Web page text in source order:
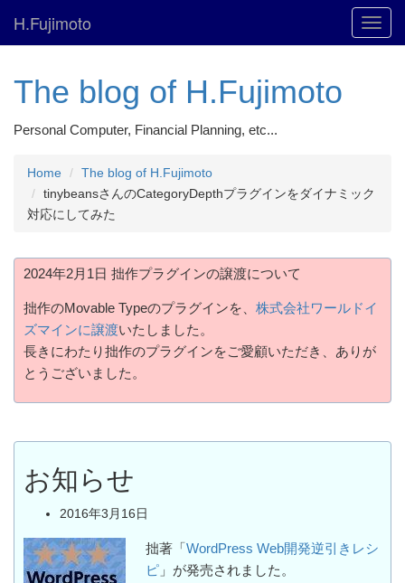
H.Fujimoto
The blog of H.Fujimoto
Personal Computer, Financial Planning, etc...
Home
The blog of H.Fujimoto
tinybeansさんのCategoryDepthプラグインをダイナミック
対応にしてみた
2024年2月1日 拙作プラグインの譲渡について
拙作のMovable Typeのプラグインを、 株式会社ワールドイ
ズマインに譲渡いたしました。
長きにわたり拙作のプラグインをご愛顧いただき、ありが
とうございました。
お知らせ
2016年3月16日
拙著「 WordPress Web開発逆引きレシ
ピ 」が発売されました。